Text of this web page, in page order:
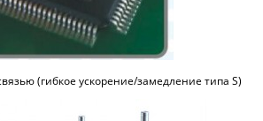
(гибкое ускорение/замедление типа S)